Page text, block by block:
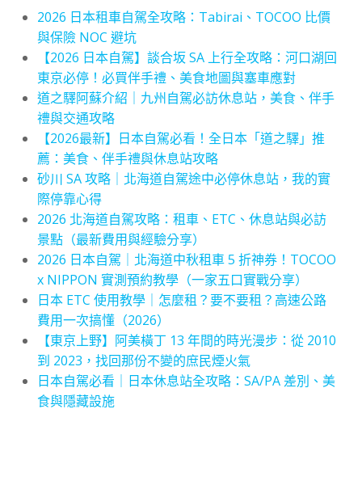
2026 日本租車自駕全攻略：Tabirai、TOCOO 比價
與保險 NOC 避坑
【2026 日本自駕】談合坂 SA 上行全攻略：河口湖回
東京必停！必買伴手禮、美食地圖與塞車應對
道之驛阿蘇介紹｜九州自駕必訪休息站，美食、伴手
禮與交通攻略
【2026最新】日本自駕必看！全日本「道之驛」推
薦：美食、伴手禮與休息站攻略
砂川 SA 攻略｜北海道自駕途中必停休息站，我的實
際停靠心得
2026 北海道自駕攻略：租車、ETC、休息站與必訪
景點（最新費用與經驗分享）
2026 日本自駕｜北海道中秋租車 5 折神券！TOCOO
x NIPPON 實測預約教學（一家五口實戰分享）
日本 ETC 使用教學｜怎麼租？要不要租？高速公路
費用一次搞懂（2026）
【東京上野】阿美橫丁 13 年間的時光漫步：從 2010
到 2023，找回那份不變的庶民煙火氣
日本自駕必看｜日本休息站全攻略：SA/PA 差別、美
食與隱藏設施